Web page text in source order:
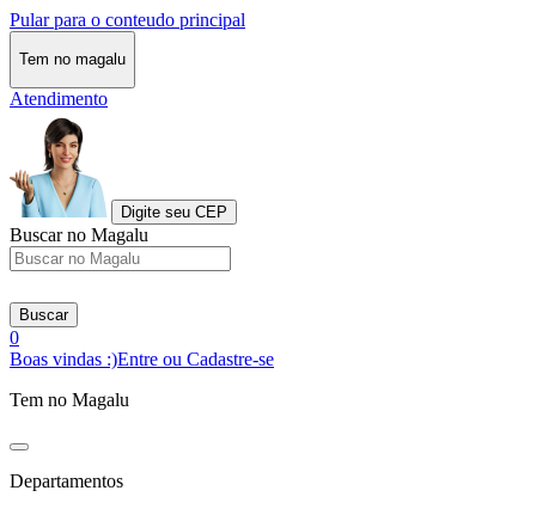
Pular para o conteudo principal
Tem no magalu
Atendimento
Digite seu CEP
Buscar no Magalu
Buscar
0
Boas vindas :)Entre ou Cadastre-se
Tem no Magalu
Departamentos